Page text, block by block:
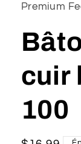
Premium
cuir
100